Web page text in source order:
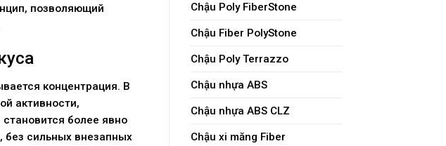
позволяющий
концентрация. В
активности,
более явно
без сильных внезапных
Chậu Poly FiberStone
Chậu Fiber PolyStone
Chậu Poly Terrazzo
Chậu nhựa ABS
Chậu nhựa ABS CLZ
Chậu xi măng Fiber